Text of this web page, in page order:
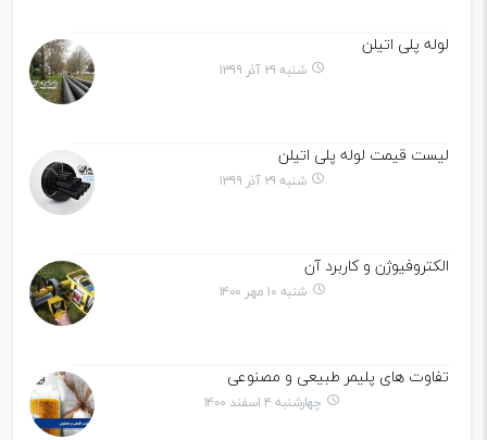
لوله پلی اتیلن
شنبه ۲۹ آذر ۱۳۹۹
لیست قیمت لوله پلی اتیلن
شنبه ۲۹ آذر ۱۳۹۹
الکتروفیوژن و کاربرد آن
شنبه ۱۰ مهر ۱۴۰۰
تفاوت های پلیمر طبیعی و مصنوعی
چهارشنبه ۴ اسفند ۱۴۰۰